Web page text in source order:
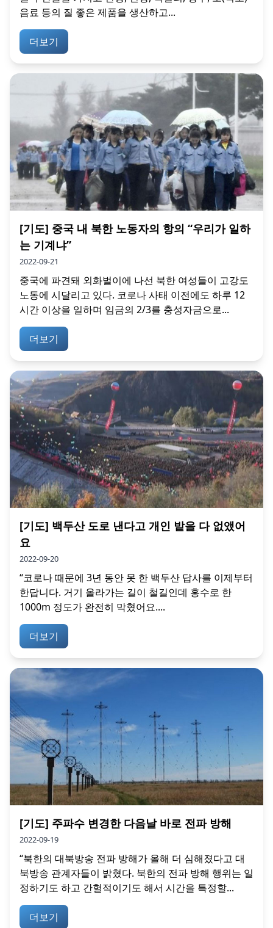
음료 등의 질 좋은 제품을 생산하고...
더보기
[기도] 중국 내 북한 노동자의 항의 “우리가 일하
는 기계냐”
2022-09-21
중국에 파견돼 외화벌이에 나선 북한 여성들이 고강도
노동에 시달리고 있다. 코로나 사태 이전에도 하루 12
시간 이상을 일하며 임금의 2/3를 충성자금으로...
더보기
[기도] 백두산 도로 낸다고 개인 밭을 다 없앴어
요
2022-09-20
“코로나 때문에 3년 동안 못 한 백두산 답사를 이제부터
한답니다. 거기 올라가는 길이 철길인데 홍수로 한
1000m 정도가 완전히 막혔어요....
더보기
[기도] 주파수 변경한 다음날 바로 전파 방해
2022-09-19
“북한의 대북방송 전파 방해가 올해 더 심해졌다고 대
북방송 관계자들이 밝혔다. 북한의 전파 방해 행위는 일
정하기도 하고 간헐적이기도 해서 시간을 특정할...
더보기